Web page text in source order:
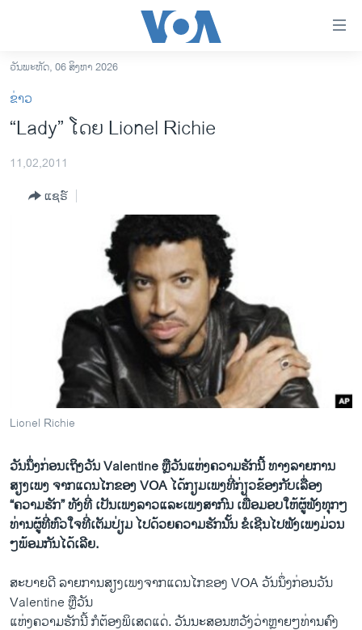
ເຂົ້າ
ຫາ
ຂ້າມ
ໄປ
ອາເມຣິກາ
ການເລືອກຕັ້ງ ປະທານາທີບໍດີ ສະຫະລັດ 2024
ຂ່າວ​ຈີນ
ອິດສະຫຼະພາບດ້ານການຂ່າວ
ຊີວິດຊາວລາວ
ຊຸມຊົນຊາວລາວ
ວິທະຍາສາດ-ເທັກໂນໂລຈີ
ວີດີໂອ
ສຽງ
ລາຍການກະຈາຍສຽງ
ລາຍງານ
ຕິດຕາມພວກເຮົາ ທີ່
ພາສາຕ່າງໆ
ວັນພະຫັດ, 06 ສິງຫາ 2026
ຂ່າວ
“Lady” ໂດຍ Lionel Richie
11,02,2011
ແຊຣ໌
Lionel Richie
ວັນນຶ່ງກ່ອນເຖິງວັນ Valentine ຫຼືວັນແຫ່ງຄວາມຮັກນີ້ ທາງລາຍການ
ສຽງເພງ ຈາກແດນໄກຂອງ VOA ໄດ້ກຽມເພງທີ່ກ່ຽວຂ້ອງກັບເລື່ອງ
“ຄວາມຮັກ” ທັງທີ່ ເປັນເພງລາວແລະເພງສາກົນ ເພື່ອມອບໃຫ້ຜູ້ຟັງທຸກໆ
ທ່ານຜູ້ທີ່ຫົວໃຈທີ່ເຕັມປ່ຽມ ໄປດ້ວຍຄວາມຮັກນັ້ນ ຂໍເຊີນໄປຟັງເພງມ່ວນ
ໆພ້ອມກັນໄດ້ເລີຍ.
ສະບາຍດີ ລາຍການສຽງເພງຈາກແດນໄກຂອງ VOA ວັນນຶ່ງກ່ອນວັນ
Valentine ຫຼືວັນ
ແຫ່ງຄວາມຮັກນີ້ ກໍຕ້ອງພິເສດແດ່. ວັນນະສອນຫວັງວ່າຫຼາຍໆທ່ານຄົງ